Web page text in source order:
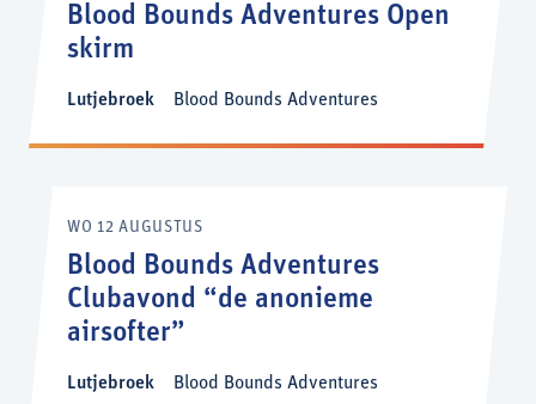
Blood Bounds Adventures Open
skirm
Lutjebroek Blood Bounds Adventures
WO 12 AUGUSTUS
Blood Bounds Adventures
Clubavond “de anonieme
airsofter”
Lutjebroek Blood Bounds Adventures